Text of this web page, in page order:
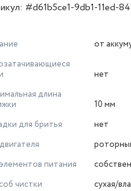
#d61b5ce1-9db1-11ed-
от
нет
длина
10 мм
для бритья
нет
питания
чистки
сухая/